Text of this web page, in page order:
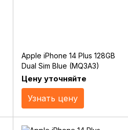
Apple iPhone 14 Plus 128GB
Dual Sim Blue (MQ3A3)
Цену уточняйте
Узнать цену